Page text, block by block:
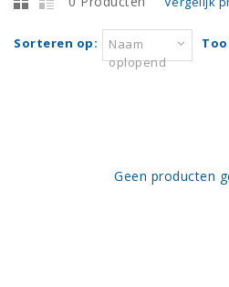
Sorteren op:
Naam
oplopend
Geen producten